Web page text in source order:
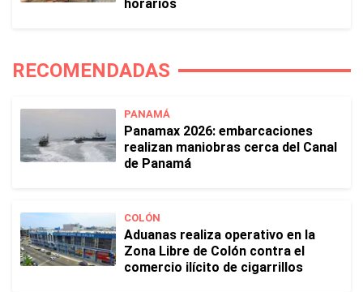
horarios
RECOMENDADAS
PANAMÁ
Panamax 2026: embarcaciones
realizan maniobras cerca del Canal
de Panamá
COLÓN
Aduanas realiza operativo en la
Zona Libre de Colón contra el
comercio ilícito de cigarrillos